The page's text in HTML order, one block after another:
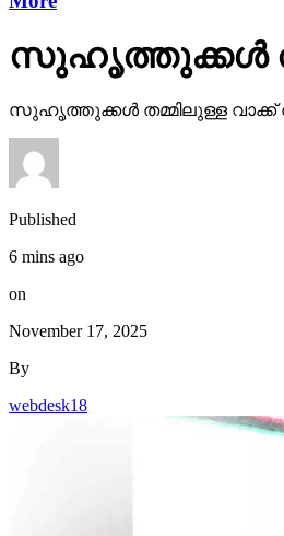
സുഹൃത്തുക്കള്‍
സുഹൃത്തുക്കള്‍ തമ്മിലുള്ള വാക്ക്
Published
6 mins ago
on
November 17, 2025
By
webdesk18